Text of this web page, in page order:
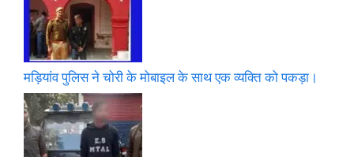
मड़ियांव पुलिस ने चोरी के मोबाइल के साथ एक व्यक्ति को पकड़ा।